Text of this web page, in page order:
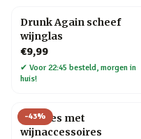
Drunk Again scheef
wijnglas
€9,99
✔ Voor 22:45 besteld, morgen in
huis!
-43%
Wijnfles met
wijnaccessoires